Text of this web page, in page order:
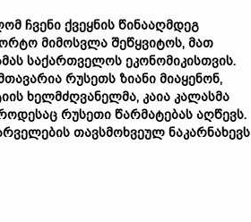
ჩვენი ქვეყნის წინააღმდეგ
მიმოსვლა შეწყვიტოს, მათ
საქართველოს ეკონომიკისთვის.
რუსეთს ზიანი მიაყენონ,
ხელმძღვანელმა, კაია კალასმა
რუსეთი წარმატებას აღწევს.
თავსმოხვეულ ნაკარნახევს